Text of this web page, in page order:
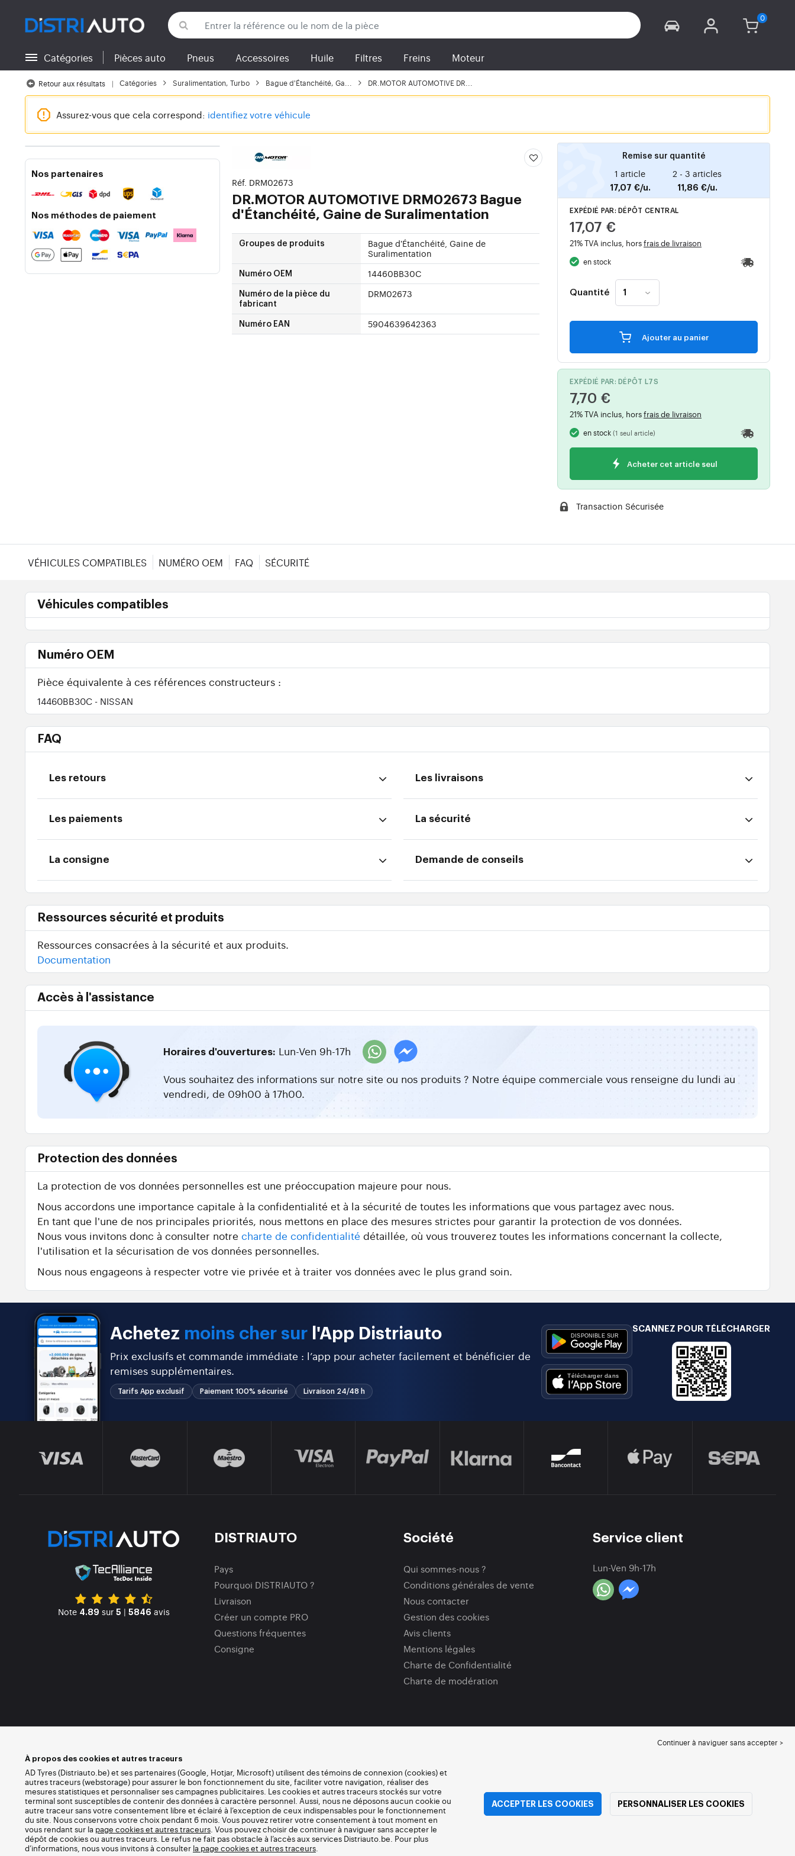
Retour aux catégories
Catégories Pièces auto Pneus Accessoires Huile Filtres Freins Moteur
Retour aux résultats Catégories Suralimentation, Turbo Bague d'Étanchéité, Ga... DR.MOTOR AUTOMOTIVE DR...
Assurez-vous que cela correspond: identifiez votre véhicule
Nos partenaires
Nos méthodes de paiement
Réf. DRM02673
DR.MOTOR AUTOMOTIVE DRM02673 Bague
d'Étanchéité, Gaine de Suralimentation
Groupes de produits
Bague d'Étanchéité, Gaine de
Suralimentation
Numéro OEM 14460BB30C
Numéro de la pièce du
fabricant
DRM02673
Numéro EAN 5904639642363
Remise sur quantité
1 article
17,07 €/u.
2 - 3 articles
11,86 €/u.
EXPÉDIÉ PAR: DÉPÔT CENTRAL
17,07 €
21% TVA inclus, horsfrais de livraison
en stock
Quantité
Ajouter au panier
EXPÉDIÉ PAR: DÉPÔT L7S
7,70 €
21% TVA inclus, horsfrais de livraison
en stock(1 seul article)
Acheter cet article seul
Transaction Sécurisée
VÉHICULES COMPATIBLES NUMÉRO OEM FAQ SÉCURITÉ
Véhicules compatibles
Numéro OEM
Pièce équivalente à ces références constructeurs :
14460BB30C - NISSAN
FAQ
Les retours
Les paiements
La consigne
Les livraisons
La sécurité
Demande de conseils
Ressources sécurité et produits
Ressources consacrées à la sécurité et aux produits.
Documentation
Accès à l'assistance
Horaires d'ouvertures: Lun-Ven 9h-17h
Vous souhaitez des informations sur notre site ou nos produits ? Notre équipe commerciale vous renseigne du lundi au
vendredi, de 09h00 à 17h00.
Protection des données
La protection de vos données personnelles est une préoccupation majeure pour nous.
Nous accordons une importance capitale à la confidentialité et à la sécurité de toutes les informations que vous partagez avec nous.
En tant que l'une de nos principales priorités, nous mettons en place des mesures strictes pour garantir la protection de vos données.
Nous vous invitons donc à consulter notre charte de confidentialité détaillée, où vous trouverez toutes les informations concernant la collecte,
l'utilisation et la sécurisation de vos données personnelles.
Nous nous engageons à respecter votre vie privée et à traiter vos données avec le plus grand soin.
Achetez moins cher sur l'App Distriauto
Prix exclusifs et commande immédiate : l’app pour acheter facilement et bénéficier de
remises supplémentaires.
Tarifs App exclusif Paiement 100% sécurisé Livraison 24/48 h
SCANNEZ POUR TÉLÉCHARGER
Note 4.89 sur 5 | 5846 avis
DISTRIAUTO
Pays
Pourquoi DISTRIAUTO ?
Livraison
Créer un compte PRO
Questions fréquentes
Consigne
Société
Qui sommes-nous ?
Conditions générales de vente
Nous contacter
Gestion des cookies
Avis clients
Mentions légales
Charte de Confidentialité
Charte de modération
Service client
Lun-Ven 9h-17h
Continuer à naviguer sans accepter >
À propos des cookies et autres traceurs
AD Tyres (Distriauto.be) et ses partenaires (Google, Hotjar, Microsoft) utilisent des témoins de connexion (cookies) et
autres traceurs (webstorage) pour assurer le bon fonctionnement du site, faciliter votre navigation, réaliser des
mesures statistiques et personnaliser ses campagnes publicitaires. Les cookies et autres traceurs stockés sur votre
terminal sont susceptibles de contenir des données à caractère personnel. Aussi, nous ne déposons aucun cookie ou
autre traceur sans votre consentement libre et éclairé à l’exception de ceux indispensables pour le fonctionnement
du site. Nous conservons votre choix pendant 6 mois. Vous pouvez retirer votre consentement à tout moment en
vous rendant sur la page cookies et autres traceurs . Vous pouvez choisir de continuer à naviguer sans accepter le
dépôt de cookies ou autres traceurs. Le refus ne fait pas obstacle à l’accès aux services Distriauto.be. Pour plus
d’informations, nous vous invitons à consulter la page cookies et autres traceurs
ACCEPTER LES COOKIES PERSONNALISER LES COOKIES